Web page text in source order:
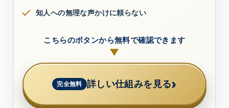
知人への無理な声かけに頼らない
こちらのボタンから無料で確認できます
▼
完全無料 詳しい仕組みを見る›